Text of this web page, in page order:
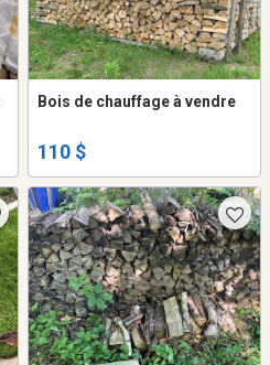
Bois de chauffage à vendre
110 $